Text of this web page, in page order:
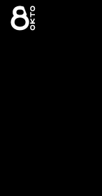
Zum
Inhalt
springen